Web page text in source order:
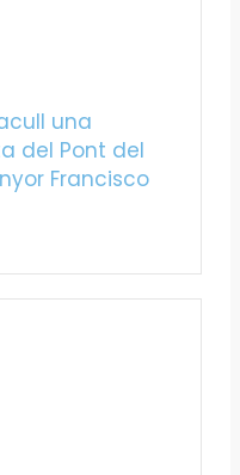
una
del Pont del
Francisco